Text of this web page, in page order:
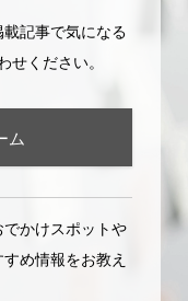
記事で気になる
せください。
ム
かけスポットや
め情報をお教え